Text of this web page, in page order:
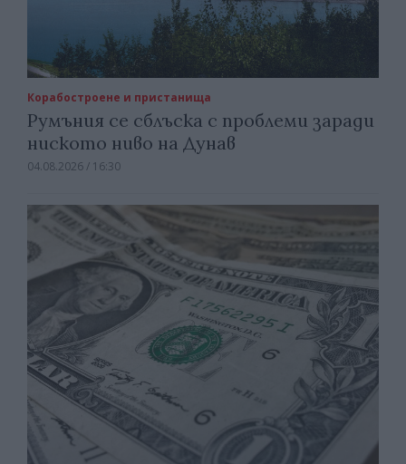
Корабостроене и пристанища
Румъния се сблъска с проблеми заради
ниското ниво на Дунав
04.08.2026 / 16:30